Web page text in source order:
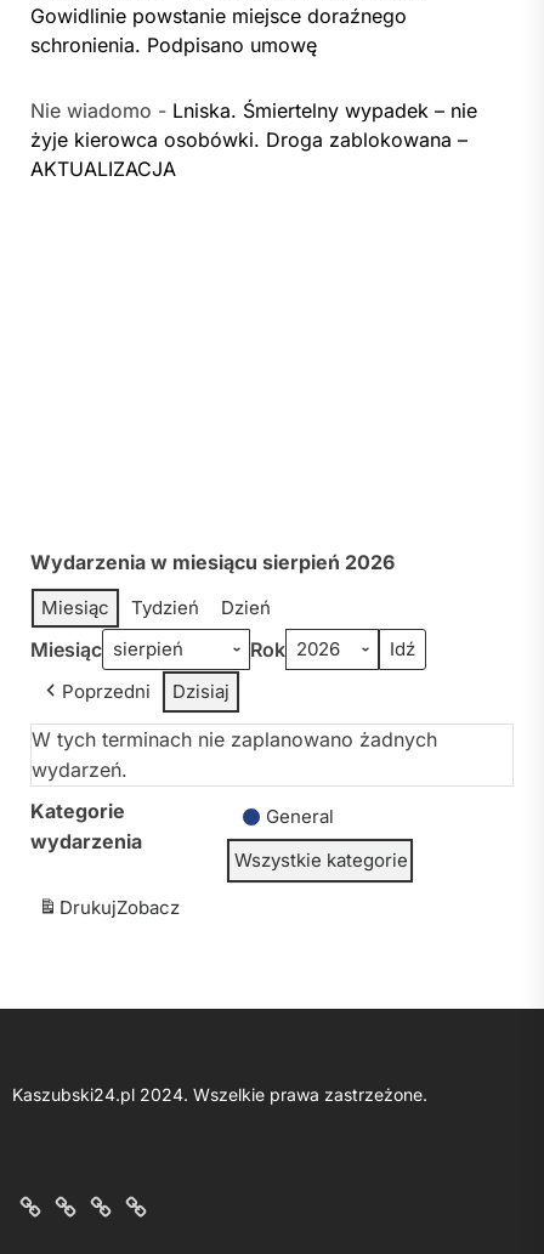
Gowidlinie powstanie miejsce doraźnego
schronienia. Podpisano umowę
Nie wiadomo - Lniska. Śmiertelny wypadek – nie
żyje kierowca osobówki. Droga zablokowana –
AKTUALIZACJA
Wydarzenia w miesiącu sierpień 2026
Miesiąc Tydzień Dzień
Miesiąc Rok
Poprzedni Dzisiaj
W tych terminach nie zaplanowano żadnych
wydarzeń.
Kategorie
wydarzenia
General
Wszystkie kategorie
DrukujZobacz
Kaszubski24.pl 2024. Wszelkie prawa zastrzeżone.
O
KontaktPolitykaRegulamin